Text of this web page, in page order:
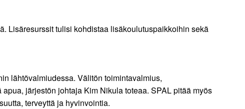
Lisäresurssit tulisi kohdistaa lisäkoulutuspaikkoihin sekä
lähtövalmiudessa. Välitön toimintavalmius,
järjestön johtaja Kim Nikula toteaa. SPAL pitää myös
terveyttä ja hyvinvointia.